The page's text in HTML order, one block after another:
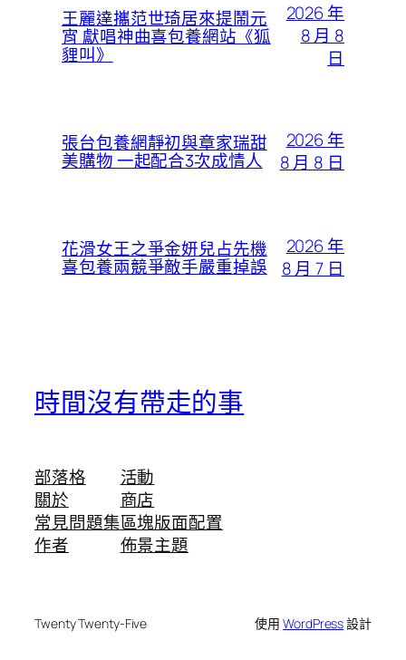
王麗達攜范世琦居來提鬧元
宵 獻唱神曲喜包養網站《狐
貍叫》
2026 年
8 月 8
日
張台包養網靜初與章家瑞甜
美購物 一起配合3次成情人
2026 年
8 月 8 日
花滑女王之爭金妍兒占先機
喜包養兩競爭敵手嚴重掉誤
2026 年
8 月 7 日
時間沒有帶走的事
部落格
關於
常見問題集
作者
活動
商店
區塊版面配置
佈景主題
Twenty Twenty-Five 使用WordPress設計